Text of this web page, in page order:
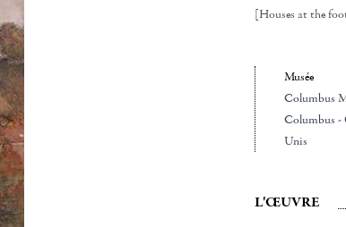
[Houses at the
Musée
Columbus
Columbus -
Unis
L'ŒUVRE